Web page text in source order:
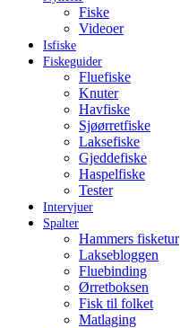
Fiske
Videoer
Isfiske
Fiskeguider
Fluefiske
Knuter
Havfiske
Sjøørretfiske
Laksefiske
Gjeddefiske
Haspelfiske
Tester
Intervjuer
Spalter
Hammers fisketur
Laksebloggen
Fluebinding
Ørretboksen
Fisk til folket
Matlaging